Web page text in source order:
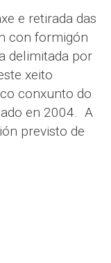
e retirada das
con formigón
delimitada por
xeito
conxunto do
en 2004. A
previsto de